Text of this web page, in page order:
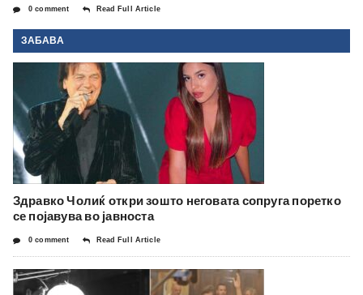
0 comment Read Full Article
ЗАБАВА
Здравко Чолиќ откри зошто неговата сопруга поретко
се појавува во јавноста
0 comment Read Full Article